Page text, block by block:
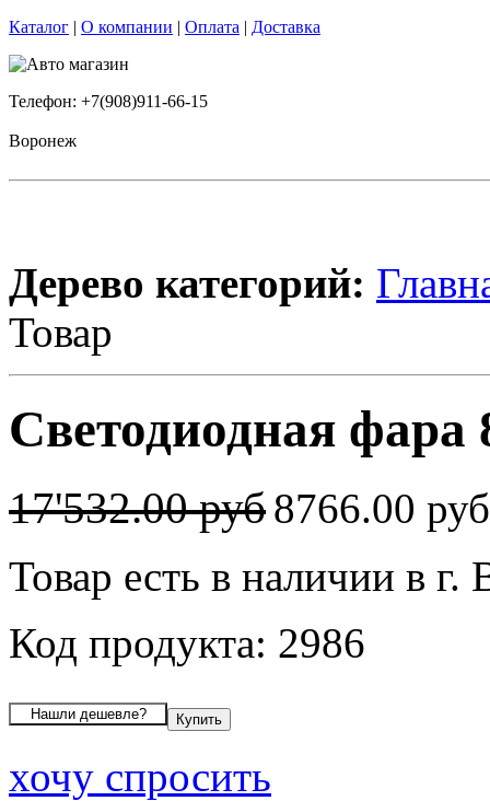
Каталог | О компании | Оплата | Доставка
Телефон: +7(908)911-66-15
Воронеж
Дерево категорий:
Товар
Светодиодная фара
17'532.00 руб8766.00
Товар есть в наличии в г.
Код продукта: 2986
хочу спросить